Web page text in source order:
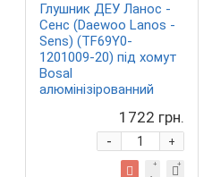
Глушник ДЕУ Ланос -
Сенс (Daewoo Lanos -
Sens) (TF69Y0-
1201009-20) під хомут
Bosal
алюмінізірованний
1722 грн.
+
-